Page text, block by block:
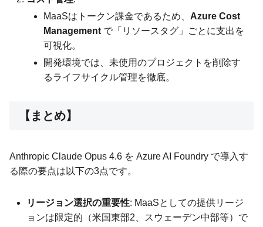
MaaSはトークン課金であるため、 Azure Cost
Management で「リソースタグ」ごとに支出を
可視化。
開発環境では、未使用のプロジェクトを削除す
るライフサイクル管理を徹底。
【まとめ】
Anthropic Claude Opus 4.6 を Azure AI Foundry で導入す
る際の要点は以下の3点です。
リージョン選択の重要性: MaaSとしての提供リージ
ョンは限定的（米国東部2、スウェーデン中部等）で